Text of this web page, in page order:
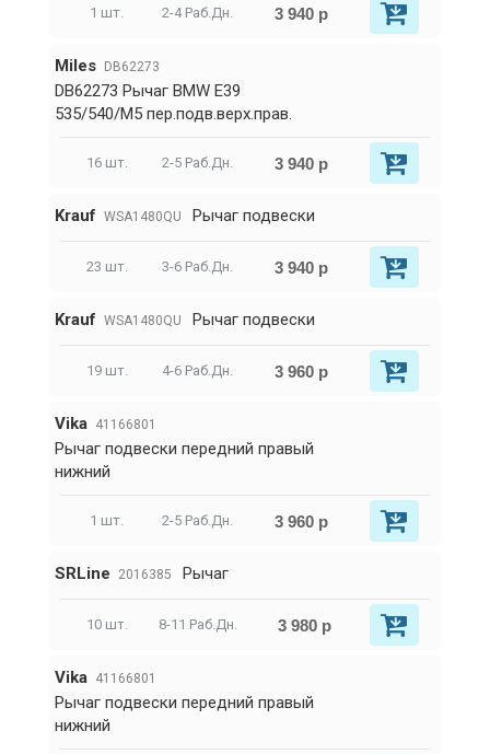
1 шт. 2-4 Раб.Дн. 3 940 р
Miles DB62273
DB62273 Рычаг BMW E39
535/540/M5 пер.подв.верх.прав.
16 шт. 2-5 Раб.Дн. 3 940 р
Krauf WSA1480QU Рычаг подвески
23 шт. 3-6 Раб.Дн. 3 940 р
Krauf WSA1480QU Рычаг подвески
19 шт. 4-6 Раб.Дн. 3 960 р
Vika 41166801
Рычаг подвески передний правый
нижний
1 шт. 2-5 Раб.Дн. 3 960 р
SRLine 2016385 Рычаг
10 шт. 8-11 Раб.Дн. 3 980 р
Vika 41166801
Рычаг подвески передний правый
нижний